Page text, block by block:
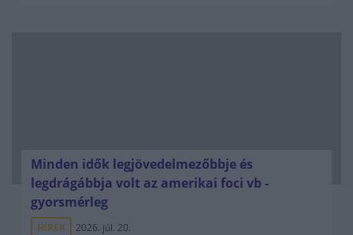
Minden idők legjövedelmezőbbje és
legdrágábbja volt az amerikai foci vb -
gyorsmérleg
HÍREK 2026. júl. 20.